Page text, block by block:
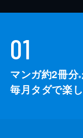
01
マンガ約2冊分※
毎月タダで楽し